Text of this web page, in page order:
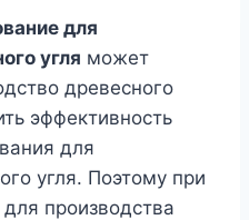
для
угля может
древесного
эффективность
для
угля. Поэтому при
производства